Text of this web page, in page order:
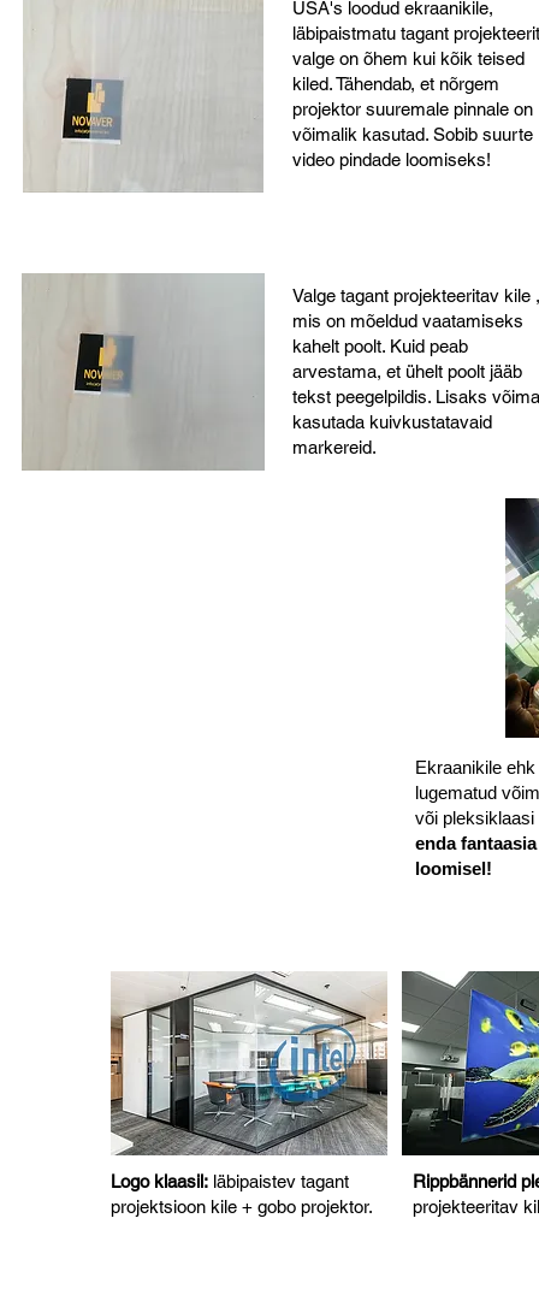
USA's loodud ekraanikile,
läbipaistmatu tagant
valge on õhem kui kõik teised
kiled. Tähendab, et nõrgem
projektor suuremale pinnale on
võimalik kasutad. Sobib suurte
video pindade loomiseks!
Valge tagant projekteeritav kile ,
mis on mõeldud vaatamiseks
kahelt poolt. Kuid peab
arvestama, et ühelt poolt jääb
tekst peegelpildis. Lisaks
kasutada kuivkustatavaid
markereid.
Ekraanikile
lugematud
või
enda
loomisel!
Logo klaasil: läbipaistev tagant
projektsioon kile + gobo projektor.
Rippbännerid
projekteeritav